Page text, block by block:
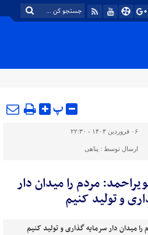
پ
۰۶ فروردین ۱۴۰۳ - ۲۲:۳۰
ارسال توسط : پناهی
مردم را میدان دار
و تولید کنیم